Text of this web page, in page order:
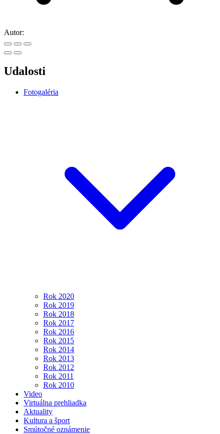
Autor:
Udalosti
Fotogaléria
Rok 2020
Rok 2019
Rok 2018
Rok 2017
Rok 2016
Rok 2015
Rok 2014
Rok 2013
Rok 2012
Rok 2011
Rok 2010
Video
Virtuálna prehliadka
Aktuality
Kultura a šport
Smútočné oznámenie